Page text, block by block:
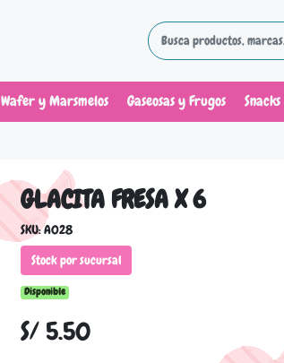
Wafer y Marsmelos Gaseosas y Frugos Snacks
GLACITA FRESA X 6
SKU: A028
Stock por sucursal
Disponible
S/ 5.50